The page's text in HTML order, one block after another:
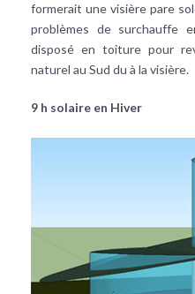
formerait une visière pare
problèmes de surchauffe
disposé en toiture pour
naturel au Sud du à la visière.
9 h solaire en Hiver